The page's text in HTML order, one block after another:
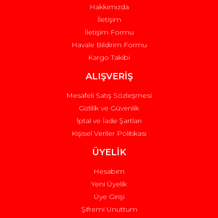
Gönder
Hakkımızda
İletişim
İletişim Formu
Havale Bildirim Formu
Kargo Takibi
ALIŞVERİŞ
Mesafeli Satış Sözleşmesi
Gizlilik ve Güvenlik
İptal ve İade Şartları
Kişisel Veriler Politikası
ÜYELİK
Hesabım
Yeni Üyelik
Üye Girişi
Şifremi Unuttum